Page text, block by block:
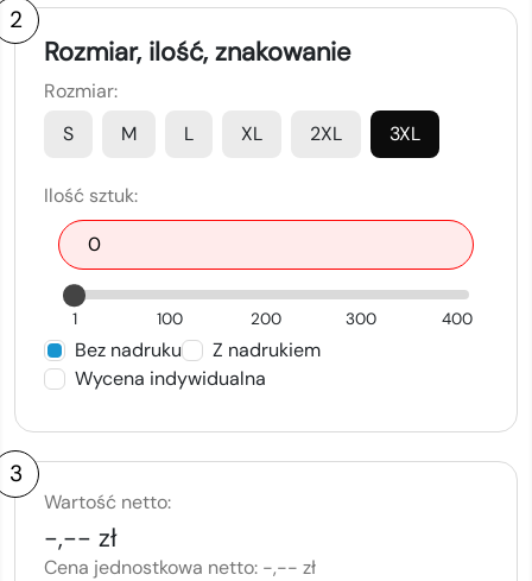
2
Rozmiar, ilość, znakowanie
Rozmiar:
S
M L XL 2XL 3XL
Ilość sztuk:
1 100 200 300 400
Bez nadruku
Z nadrukiem
Wycena indywidualna
3
Wartość netto:
-,-- zł
Cena jednostkowa netto: -,-- zł